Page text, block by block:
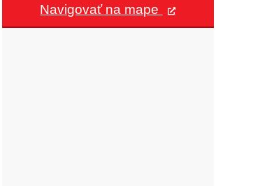
Navigovať na mape